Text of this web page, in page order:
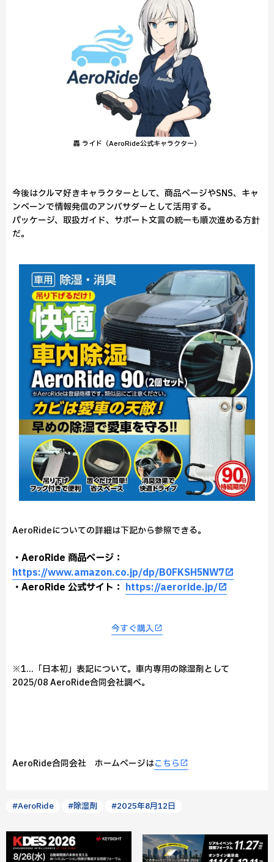
轟 ライド（AeroRide公式キャラクター）
今後はクルマ好きキャラクターとして、商品ページやSNS、キャ
ンペーンで情報発信のアンバサダーとして活用する。
パッケージ、取扱ガイド、サポート文言の統一も順次進める方針
だ。
AeroRideについての詳細は下記から参照できる。
・AeroRide 商品ページ：
https://www.amazon.co.jp/dp/B0FKSH5NW7
・AeroRide 公式サイト： https://aeroride.jp/
今すぐ購入
※1...「日本初」表記について。車内専用の除湿剤として
2025/08 AeroRide合同会社調べ。
AeroRide合同会社 ホームページはこちら
#AeroRide #除湿剤 #2025年8月12日